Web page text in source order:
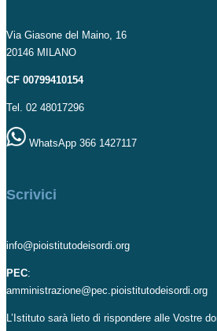
Via Giasone del Maino, 16
20146 MILANO
CF 00799410154
Tel. 02 48017296
WhatsApp 366 1427117
Scrivici
info@pioistitutodeisordi.org
PEC:
amministrazione@pec.pioistitutodeisordi.org
L’Istituto sarà lieto di rispondere alle Vostre